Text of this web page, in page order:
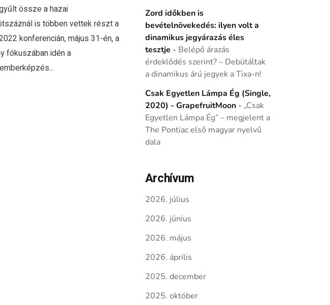
össze a hazai
is többen vettek részt a
konferencián, május 31-én, a
fókuszában idén a
Zord időkben is
bevételnövekedés: ilyen volt a
dinamikus jegyárazás éles
tesztje - Belépő árazás
érdeklődés szerint? – Debütáltak
a dinamikus árú jegyek a Tixa-n!
Csak Egyetlen Lámpa Ég (Single,
2020) - GrapefruitMoon- „Csak
Egyetlen Lámpa Ég” – megjelent a
The Pontiac első magyar nyelvű
dala
Archívum
2026. július
2026. június
2026. május
2026. április
2025. december
2025. október